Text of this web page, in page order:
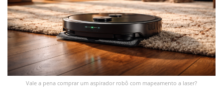
Vale a pena comprar um aspirador robô com mapeamento a laser?